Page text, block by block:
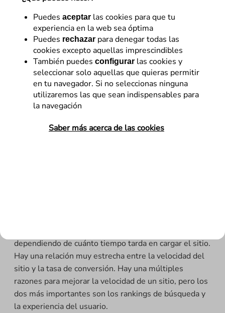
Puedes aceptar las cookies para que tu
experiencia en la web sea óptima
Puedes rechazar para denegar todas las
cookies excepto aquellas imprescindibles
También puedes configurar las cookies y
seleccionar solo aquellas que quieras permitir
en tu navegador. Si no seleccionas ninguna
utilizaremos las que sean indispensables para
la navegación
Saber más acerca de las cookies
de 15 años de experiencia. Impulsamos la
rentabilidad de los negocios con un enfoque de
trabajo propio: Business eXperience Optimization
(BXOp).
22 de septiembre de 2014
Aumenta la tasa de conversión con
dependiendo de cuánto tiempo tarda en cargar el sitio.
Hay una relación muy estrecha entre la velocidad del
sitio y la tasa de conversión. Hay una múltiples
razones para mejorar la velocidad de un sitio, pero los
dos más importantes son los rankings de búsqueda y
la experiencia del usuario.